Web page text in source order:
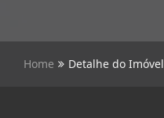
Home Detalhe do Imóvel